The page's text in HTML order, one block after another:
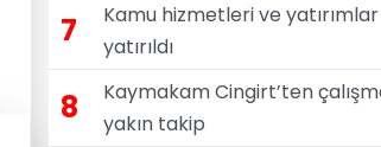
7
Kamu hizmetleri ve
yatırıldı
8
Kaymakam Cingirt’ten
yakın takip